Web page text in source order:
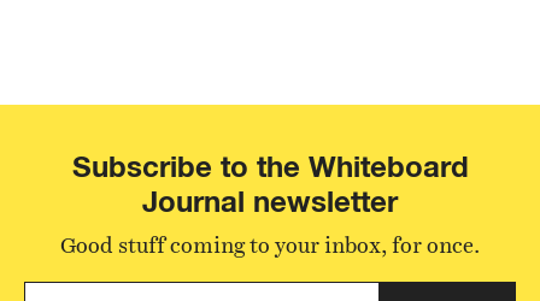
Subscribe to the Whiteboard
Journal newsletter
Good stuff coming to your inbox, for once.